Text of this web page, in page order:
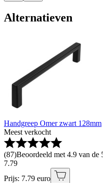
Alternatieven
Handgreep Omer zwart 128mm
Meest verkocht
(87)Beoordeeld met 4.9 van de
7.79
Prijs: 7.79 euro